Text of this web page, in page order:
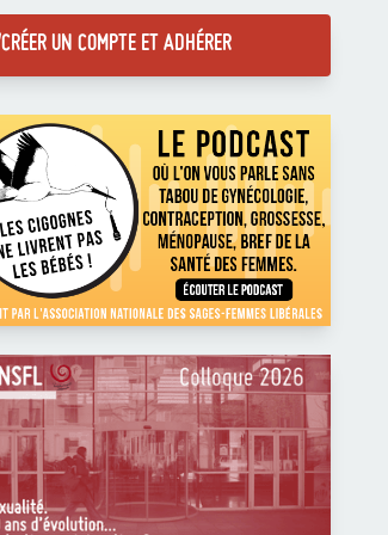
CRÉER UN COMPTE ET ADHÉRER